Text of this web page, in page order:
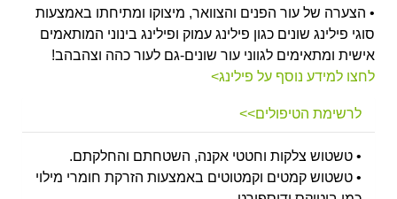
• הצערה של עור הפנים והצוואר, מיצוקו ומתיחתו באמצעות
סוגי פילינג שונים כגון פילינג עמוק ופילינג בינוני המותאמים
אישית ומתאימים לגווני עור שונים-גם לעור כהה וצהבהב!
לחצו למידע נוסף על פילינג>
לרשימת הטיפולים>>
• טשטוש צלקות וחטטי אקנה, השטחתם והחלקתם.
• טשטוש קמטים וקמטוטים באמצעות הזרקת חומרי מילוי